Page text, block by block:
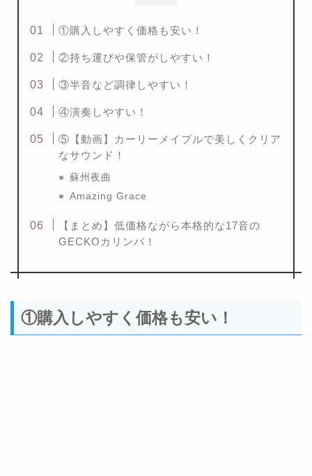
①購入しやすく価格も安い！
②持ち運びや保管がしやすい！
③半音など調律しやすい！
④演奏しやすい！
⑤【動画】カーリーメイプルで美しくクリア
なサウンド！
蘇州夜曲
Amazing Grace
【まとめ】低価格ながら本格的な17音の
GECKOカリンバ！
①購入しやすく価格も安い！